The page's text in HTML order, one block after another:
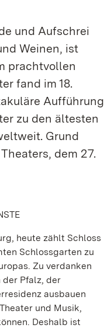
und Aufschrei
Weinen, ist
prachtvollen
fand im 18.
Aufführung
zu den ältesten
Grund
dem 27.
heute zählt Schloss
Schlossgarten zu
Zu verdanken
der Pfalz, der
ausbauen
und Musik,
Deshalb ist